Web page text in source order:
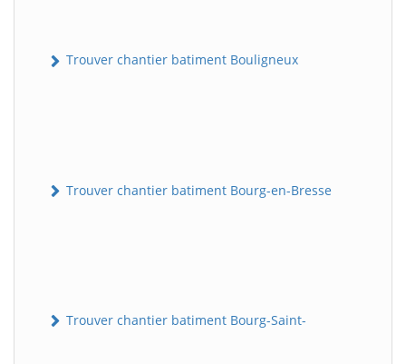
Trouver chantier batiment Bouligneux
Trouver chantier batiment Bourg-en-Bresse
Trouver chantier batiment Bourg-Saint-